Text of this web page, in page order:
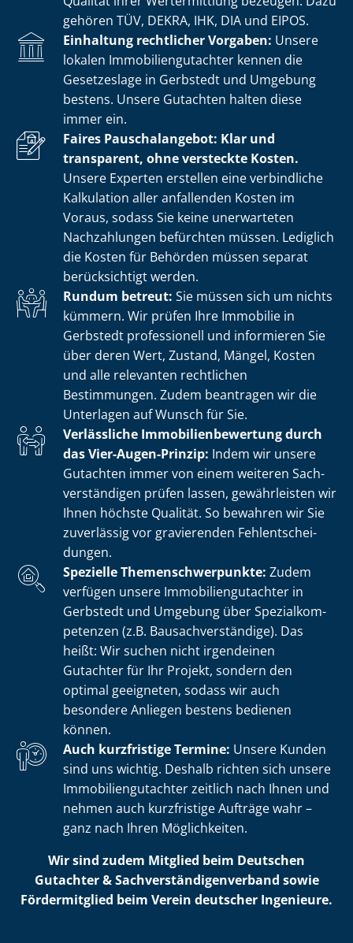
gehören TÜV, DEKRA, IHK, DIA und EIPOS.
Einhaltung rechtlicher Vorgaben: Unsere
lokalen Im­mo­bi­li­en­gut­ach­ter kennen die
Gesetzeslage in Gerbstedt und Umgebung
bestens. Unsere Gutachten halten diese
immer ein.
Faires Pauschalangebot: Klar und
transparent, ohne versteckte Kosten.
Unsere Experten erstellen eine verbindliche
Kalkulation aller anfallenden Kosten im
Voraus, sodass Sie keine unerwarteten
Nachzahlungen befürchten müssen. Lediglich
die Kosten für Behörden müssen separat
berücksichtigt werden.
Rundum betreut: Sie müssen sich um nichts
kümmern. Wir prüfen Ihre Immobilie in
Gerbstedt professionell und informieren Sie
über deren Wert, Zustand, Mängel, Kosten
und alle relevanten rechtlichen
Bestimmungen. Zudem beantragen wir die
Unterlagen auf Wunsch für Sie.
Verlässliche Im­mo­bi­li­en­be­wer­tung durch
das Vier-Augen-Prinzip: Indem wir unsere
Gutachten immer von einem weiteren Sach­
ver­stän­di­gen prüfen lassen, gewährleisten wir
Ihnen höchste Qualität. So bewahren wir Sie
zuverlässig vor gravierenden Fehl­ent­schei­
dun­gen.
Spezielle The­men­schwer­punk­te: Zudem
verfügen unsere Im­mo­bi­li­en­gut­ach­ter in
Gerbstedt und Umgebung über Spe­zi­al­kom­
pe­ten­zen (z.B. Bau­sach­ver­stän­di­ge). Das
heißt: Wir suchen nicht irgendeinen
Gutachter für Ihr Projekt, sondern den
optimal geeigneten, sodass wir auch
besondere Anliegen bestens bedienen
können.
Auch kurzfristige Termine: Unsere Kunden
sind uns wichtig. Deshalb richten sich unsere
Im­mo­bi­li­en­gut­ach­ter zeitlich nach Ihnen und
nehmen auch kurzfristige Aufträge wahr –
ganz nach Ihren Möglichkeiten.
Wir sind zudem Mitglied beim Deutschen
Gutachter & Sach­ver­stän­di­gen­ver­band sowie
Fördermitglied beim Verein deutscher Ingenieure.